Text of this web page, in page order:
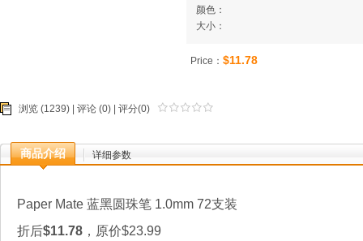
颜色：
大小：
Price： $11.78
浏览 (1239) | 评论 (0) | 评分(0)
商品介绍 详细参数
Paper Mate 蓝黑圆珠笔 1.0mm 72支装
折后$11.78 ，原价$23.99